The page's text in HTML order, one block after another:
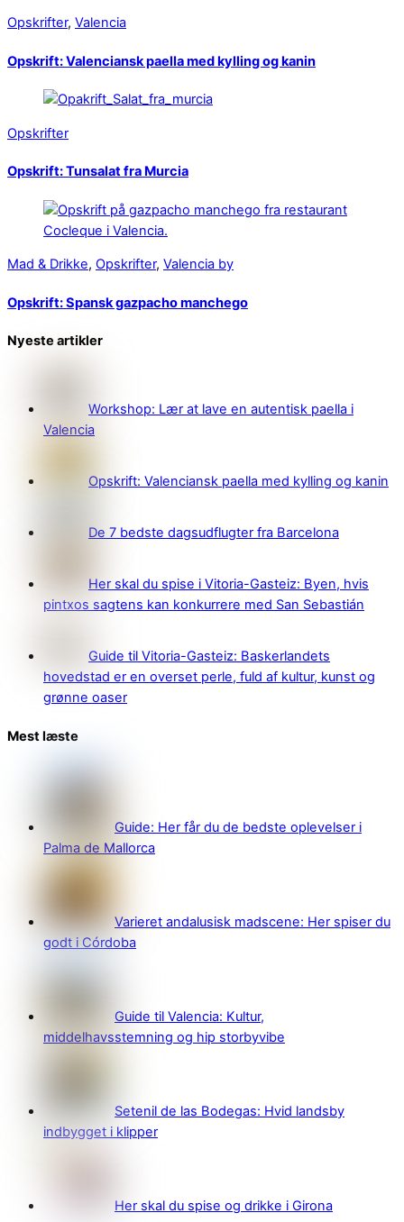
Opskrifter, Valencia
Opskrift: Valenciansk paella med kylling og kanin
Opskrifter
Opskrift: Tunsalat fra Murcia
Mad & Drikke, Opskrifter, Valencia by
Opskrift: Spansk gazpacho manchego
Nyeste artikler
Workshop: Lær at lave en autentisk paella i
Valencia
Opskrift: Valenciansk paella med kylling og kanin
De 7 bedste dagsudflugter fra Barcelona
Her skal du spise i Vitoria-Gasteiz: Byen, hvis
pintxos sagtens kan konkurrere med San Sebastián
Guide til Vitoria-Gasteiz: Baskerlandets
hovedstad er en overset perle, fuld af kultur, kunst og
grønne oaser
Mest læste
Guide: Her får du de bedste oplevelser i
Palma de Mallorca
Varieret andalusisk madscene: Her spiser du
godt i Córdoba
Guide til Valencia: Kultur,
middelhavsstemning og hip storbyvibe
Setenil de las Bodegas: Hvid landsby
indbygget i klipper
Her skal du spise og drikke i Girona